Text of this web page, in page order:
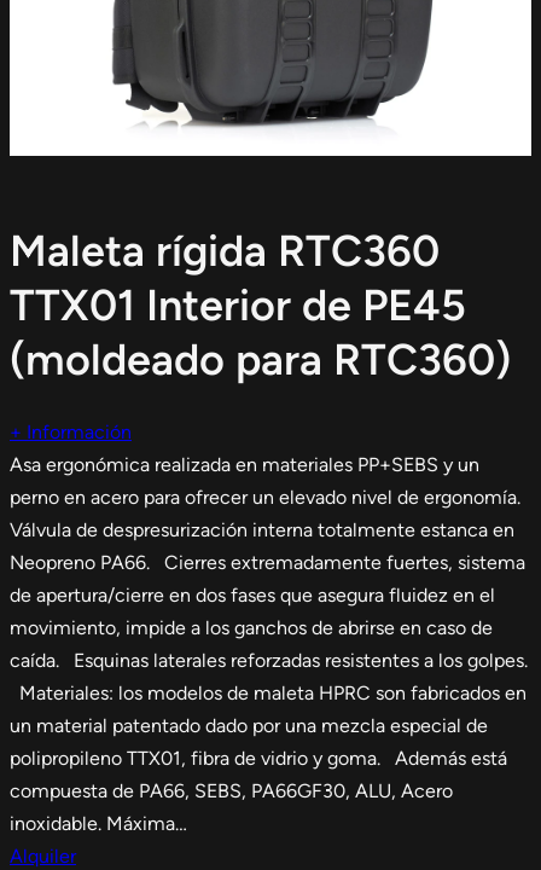
Maleta rígida RTC360
TTX01 Interior de PE45
(moldeado para RTC360)
+ Información
Asa ergonómica realizada en materiales PP+SEBS y un
perno en acero para ofrecer un elevado nivel de ergonomía.
Válvula de despresurización interna totalmente estanca en
Neopreno PA66. Cierres extremadamente fuertes, sistema
de apertura/cierre en dos fases que asegura fluidez en el
movimiento, impide a los ganchos de abrirse en caso de
caída. Esquinas laterales reforzadas resistentes a los golpes.
Materiales: los modelos de maleta HPRC son fabricados en
un material patentado dado por una mezcla especial de
polipropileno TTX01, fibra de vidrio y goma. Además está
compuesta de PA66, SEBS, PA66GF30, ALU, Acero
inoxidable. Máxima…
Alquiler